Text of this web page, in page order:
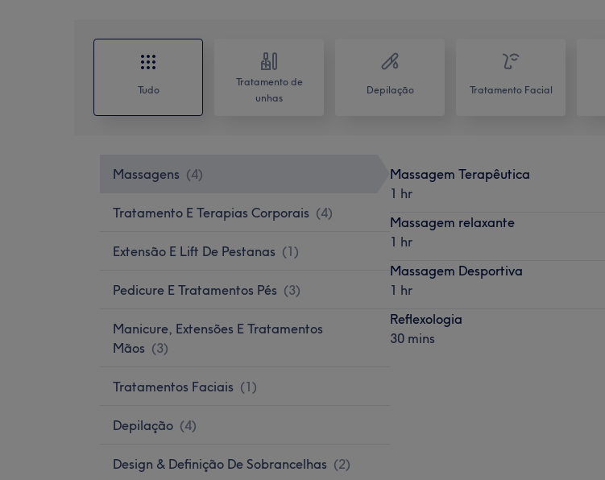
Tudo
Tratamento de
unhas
Depilação Tratamento Facial
Massagens (4)
Tratamento E Terapias Corporais (4)
Extensão E Lift De Pestanas (1)
Pedicure E Tratamentos Pés (3)
Manicure, Extensões E Tratamentos
Mãos (3)
Tratamentos Faciais (1)
Depilação (4)
Design & Definição De Sobrancelhas (2)
Massagem Terapêutica
1 hr
Massagem relaxante
1 hr
Massagem Desportiva
1 hr
Reflexologia
30 mins